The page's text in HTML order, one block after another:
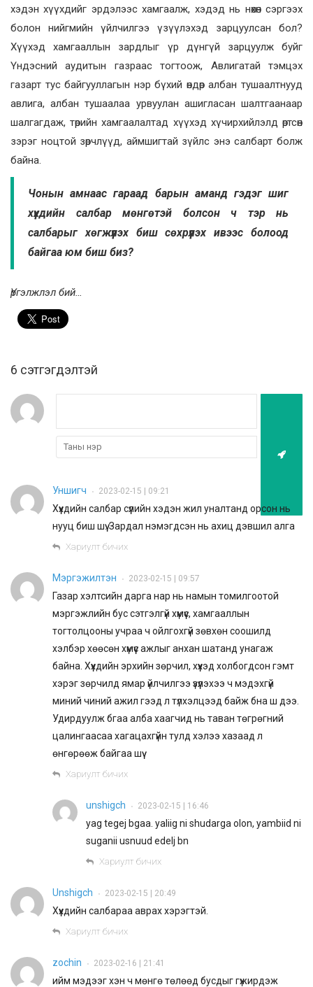
хэдэн хүүхдийг эрдэлээс хамгаалж, хэдэд нь нөхөн сэргээх
болон нийгмийн үйлчилгээ үзүүлэхэд зарцуулсан бол?
Хүүхэд хамгааллын зардлыг үр дүнгүй зарцуулж буйг
Үндэсний аудитын газраас тогтоож, Авлигатай тэмцэх
газарт тус байгууллагын нэр бүхий өндөр албан тушаалтнууд
авлига, албан тушаалаа урвуулан ашигласан шалтгаанаар
шалгагдаж, төрийн хамгаалалтад хүүхэд хүчирхийлэлд өртсөн
зэрэг ноцтой зөрчлүүд, аймшигтай зүйлс энэ салбарт болж
байна.
Чонын амнаас гараад барын аманд гэдэг шиг
хүүхдийн салбар мөнгөтэй болсон ч тэр нь
салбарыг хөгжүүлэх биш сөхрүүлэх ивээс болоод
байгаа юм биш биз?
Үргэлжлэл бий…
6 cэтгэгдэлтэй
Уншигч • 2023-02-15 | 09:21
Хүүхдийн салбар сүүлийн хэдэн жил уналтанд орсон нь
нууц биш шүү. Зардал нэмэгдсэн нь ахиц дэвшил алга
Хариулт бичих
Мэргэжилтэн • 2023-02-15 | 09:57
Газар хэлтсийн дарга нар нь намын томилгоотой
мэргэжлийн бус сэтгэлгүй хүмүүс, хамгааллын
тогтолцооны учраа ч ойлгохгүй зөвхөн соошилд
хэлбэр хөөсөн хүмүүс ажлыг анхан шатанд унагаж
байна. Хүүхдийн эрхийн зөрчил, хүүхэд холбогдсон гэмт
хэрэг зөрчилд ямар үйлчилгээ үзүүлэхээ ч мэдэхгүй
миний чиний ажил гээд л түлхэлцээд байж бна ш дээ.
Удирдуулж бгаа алба хаагчид нь таван төгрөгний
цалингаасаа хагацахгүйн тулд хэлээ хазаад л
өнгөрөөж байгаа шүү
Хариулт бичих
unshigch • 2023-02-15 | 16:46
yag tegej bgaa. yaliig ni shudarga olon, yambiid ni
suganii usnuud edelj bn
Хариулт бичих
Unshigch • 2023-02-15 | 20:49
Хүүхдийн салбараа аврах хэрэгтэй.
Хариулт бичих
zochin • 2023-02-16 | 21:41
ийм мэдээг хэн ч мөнгө төлөөд бусдыг гүжирдэж